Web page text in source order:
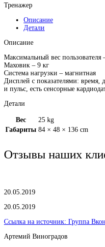
Тренажер
Описание
Детали
Описание
Максимальный вес пользователя
Маховик – 9 кг
Система нагрузки – магнитная
Дисплей с показателями: время,
и пульс, есть сенсорные
Детали
Вес
25 kg
Габариты 84 × 48 × 136 cm
Отзывы наших
20.05.2019
20.05.2019
Ссылка на источник: Группа
Артемий Виноградов